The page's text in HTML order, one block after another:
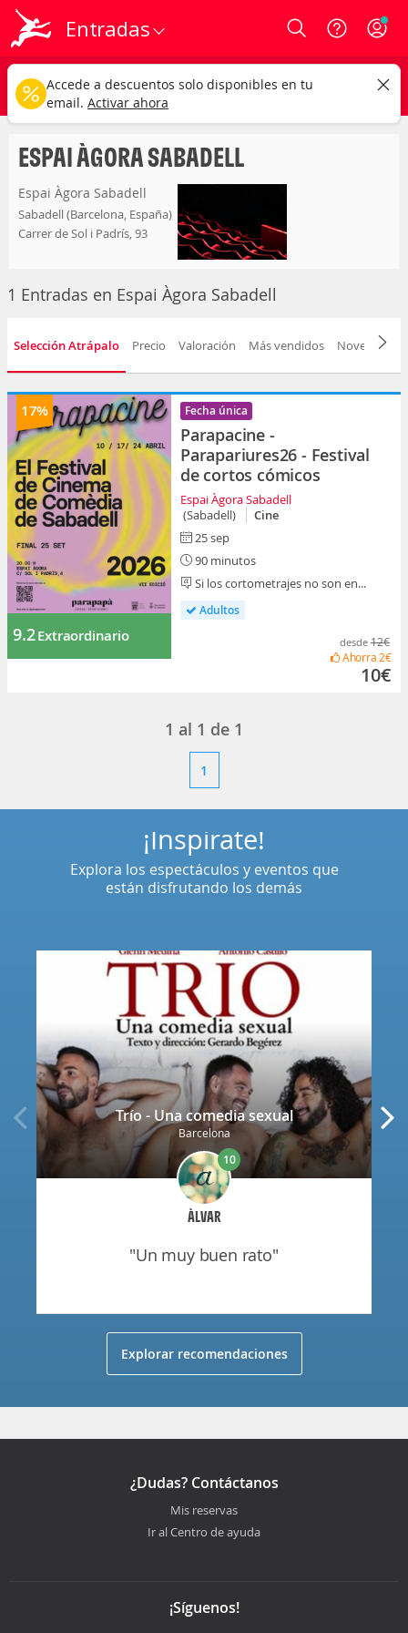
Entradas Login
espai àgora sabadell
Cualquier tipo Cualquier fecha
CAMBIAR
ESPAI ÀGORA SABADELL
Espai Àgora Sabadell
Sabadell (Barcelona, España)
Carrer de Sol i Padrís, 93
1 Entradas en Espai Àgora Sabadell
Selección Atrápalo Precio Valoración Más vendidos Novedad
17%
9.2Extraordinario
Fecha única
Parapacine -
Parapariures26 - Festival
de cortos cómicos
Espai Àgora Sabadell
(Sabadell)
Cine
25 sep
90 minutos
Si los cortometrajes no son en...
Adultos
desde 12€
Ahorra2€
10€
1 al 1 de 1
1
Trío - Una comedia sexual
Barcelona
ÀLVAR
10
"un muy buen rato"
¡Inspírate!
Explora los espectáculos y eventos que
están disfrutando los demás
Explorar recomendaciones
¿Dudas? Contáctanos
Mis reservas
Ir al Centro de ayuda
¡Síguenos!
Accede a descuentos solo disponibles en tu
email. Activar ahora